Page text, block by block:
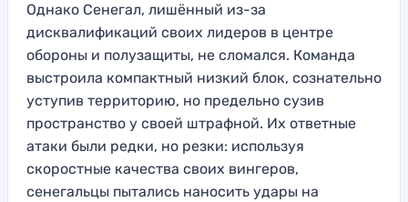
Однако Сенегал, лишённый из-за
дисквалификаций своих лидеров в центре
обороны и полузащиты, не сломался. Команда
выстроила компактный низкий блок, сознательно
уступив территорию, но предельно сузив
пространство у своей штрафной. Их ответные
атаки были редки, но резки: используя
скоростные качества своих вингеров,
сенегальцы пытались наносить удары на